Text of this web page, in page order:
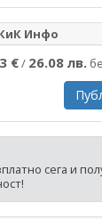
Инфо
€/ 26.08 лв.
сега и